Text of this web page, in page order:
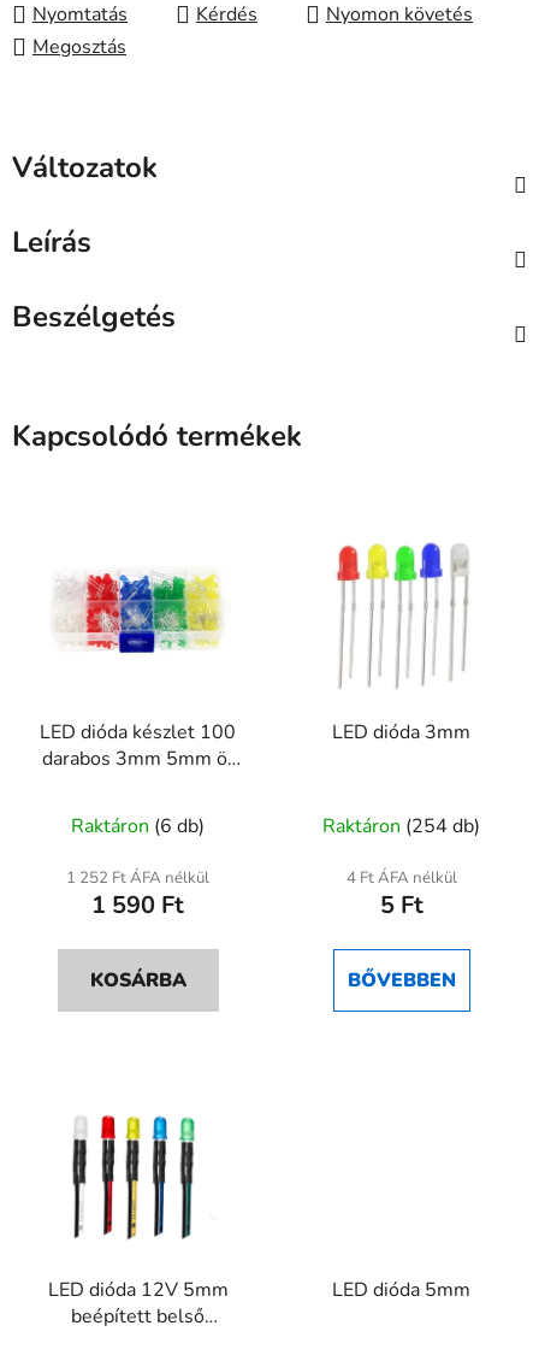
Nyomtatás
Kérdés
Nyomon követés
Megosztás
Változatok
Leírás
Beszélgetés
Kapcsolódó termékek
LED dióda készlet 100
darabos 3mm 5mm öt
Raktáron (6 db)
1 252 Ft ÁFA nélkül
1 590 Ft
KOSÁRBA
LED dióda 3mm
termék
átlagos
értékelése
ből
Raktáron (254 db)
4 Ft ÁFA nélkül
5 Ft
BŐVEBBEN
LED dióda 12V 5mm
beépített belső
LED dióda 5mm